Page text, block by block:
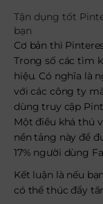
Tận dụng tốt
bạn
Cơ bản thì
Trong số các tìm
hiệu. Có nghĩa là
với các công ty
dùng truy cập
Một điều khá thú
nền tảng này để
17% người dùng
Kết luận là nếu
có thể thúc đẩy